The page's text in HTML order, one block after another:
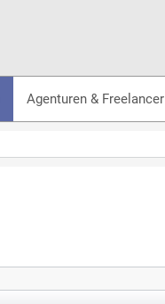
Agenturen & Freelancer